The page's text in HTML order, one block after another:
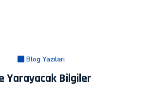
Blog Yazıları
Yarayacak Bilgiler